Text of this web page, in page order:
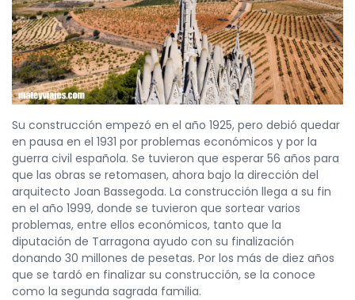
Su construcción empezó en el año 1925, pero debió quedar
en pausa en el 1931 por problemas económicos y por la
guerra civil española. Se tuvieron que esperar 56 años para
que las obras se retomasen, ahora bajo la dirección del
arquitecto Joan Bassegoda. La construcción llega a su fin
en el año 1999, donde se tuvieron que sortear varios
problemas, entre ellos económicos, tanto que la
diputación de Tarragona ayudo con su finalización
donando 30 millones de pesetas. Por los más de diez años
que se tardó en finalizar su construcción, se la conoce
como la segunda sagrada familia.